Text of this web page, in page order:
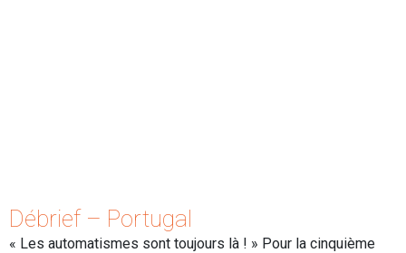
Débrief – Portugal
« Les automatismes sont toujours là ! » Pour la cinquième